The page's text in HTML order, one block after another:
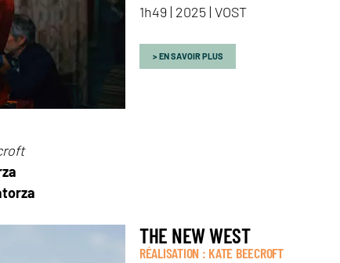
1h49 | 2025 | VOST
EN SAVOIR PLUS
THE NEW WEST
RÉALISATION : KATE BEECROFT